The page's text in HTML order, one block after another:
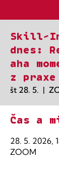
Skill-
dnes:
aha
z praxe
št 28. 5.
  |
Čas a
28. 5. 2026,
ZOOM